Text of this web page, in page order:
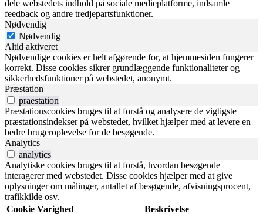
dele webstedets indhold på sociale medieplatforme, indsamle
feedback og andre tredjepartsfunktioner.
Nødvendig
Nødvendig
Altid aktiveret
Nødvendige cookies er helt afgørende for, at hjemmesiden fungerer
korrekt. Disse cookies sikrer grundlæggende funktionaliteter og
sikkerhedsfunktioner på webstedet, anonymt.
Præstation
praestation
Præstationscookies bruges til at forstå og analysere de vigtigste
præstationsindekser på webstedet, hvilket hjælper med at levere en
bedre brugeroplevelse for de besøgende.
Analytics
analytics
Analytiske cookies bruges til at forstå, hvordan besøgende
interagerer med webstedet. Disse cookies hjælper med at give
oplysninger om målinger, antallet af besøgende, afvisningsprocent,
trafikkilde osv.
Cookie Varighed Beskrivelse